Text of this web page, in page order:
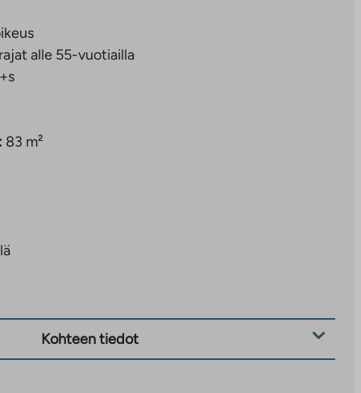
alle 55-vuotiailla
83 m²
Kohteen tiedot